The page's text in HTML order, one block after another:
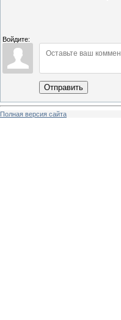
Войдите:
Отправить
Полная версия сайта